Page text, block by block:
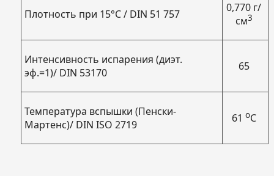
Плотность при 15°C / DIN 51 757
0,770 г/
см3
Интенсивность испарения (диэт.
эф.=1)/ DIN 53170
65
Температура вспышки (Пенски-
Мартенс)/ DIN ISO 2719
61 оС